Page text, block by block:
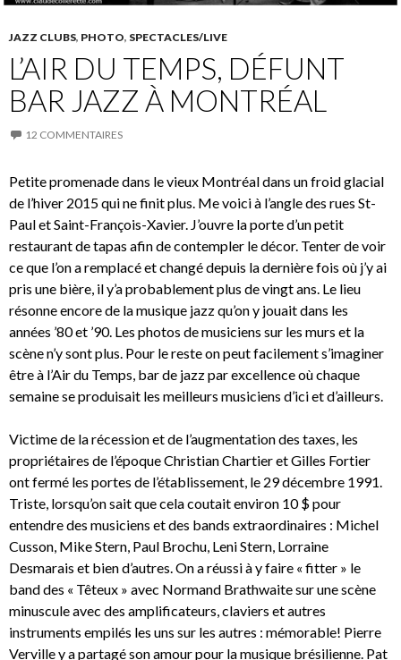
JAZZ CLUBS, PHOTO, SPECTACLES/LIVE
L’AIR DU TEMPS, DÉFUNT
BAR JAZZ À MONTRÉAL
12 COMMENTAIRES
Petite promenade dans le vieux Montréal dans un froid glacial
de l’hiver 2015 qui ne finit plus. Me voici à l’angle des rues St-
Paul et Saint-François-Xavier. J’ouvre la porte d’un petit
restaurant de tapas afin de contempler le décor. Tenter de voir
ce que l’on a remplacé et changé depuis la dernière fois où j’y ai
pris une bière, il y’a probablement plus de vingt ans. Le lieu
résonne encore de la musique jazz qu’on y jouait dans les
années ’80 et ’90. Les photos de musiciens sur les murs et la
scène n’y sont plus. Pour le reste on peut facilement s’imaginer
être à l’Air du Temps, bar de jazz par excellence où chaque
semaine se produisait les meilleurs musiciens d’ici et d’ailleurs.
Victime de la récession et de l’augmentation des taxes, les
propriétaires de l’époque Christian Chartier et Gilles Fortier
ont fermé les portes de l’établissement, le 29 décembre 1991.
Triste, lorsqu’on sait que cela coutait environ 10 $ pour
entendre des musiciens et des bands extraordinaires : Michel
Cusson, Mike Stern, Paul Brochu, Leni Stern, Lorraine
Desmarais et bien d’autres. On a réussi à y faire « fitter » le
band des « Têteux » avec Normand Brathwaite sur une scène
minuscule avec des amplificateurs, claviers et autres
instruments empilés les uns sur les autres : mémorable! Pierre
Verville y a partagé son amour pour la musique brésilienne. Pat